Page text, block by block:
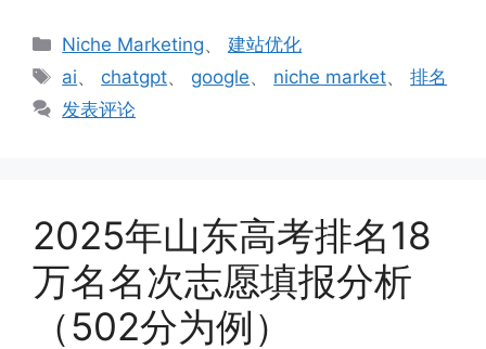
分
类
Niche Marketing、建站优化
标
签
ai、 chatgpt、 google、 niche market、排名
发表评论
2025年山东高考排名18
万名名次志愿填报分析
（502分为例）